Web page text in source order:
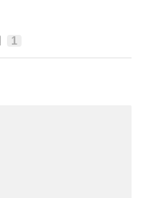
1